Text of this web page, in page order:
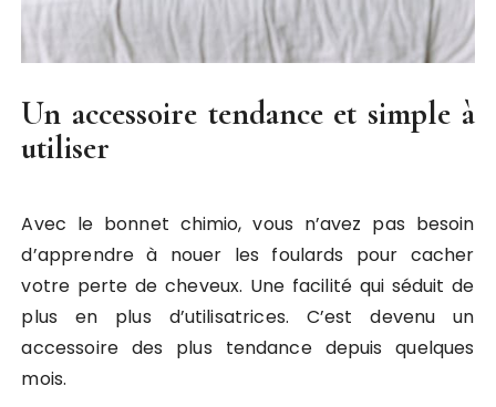
Un accessoire tendance et simple à
utiliser
Avec le bonnet chimio, vous n’avez pas besoin
d’apprendre à nouer les foulards pour cacher
votre perte de cheveux. Une facilité qui séduit de
plus en plus d’utilisatrices. C’est devenu un
accessoire des plus tendance depuis quelques
mois.